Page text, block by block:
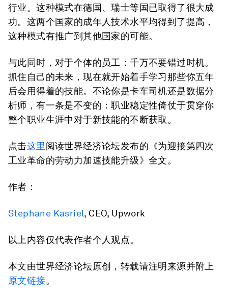
行业。这种模式在德国、瑞士等国已取得了很大成
功。这两个国家的成年人技术水平均得到了提高，
这种模式有推广到其他国家的可能。
与此同时，对于个体的员工：千万不要错过时机。
抓住自己的未来，现在就开始着手学习那些你五年
后会用得着的技能。不论你是卡车司机还是数据分
析师，有一条是不变的：职业稳定性倚仗于贯穿你
整个职业生涯中对于新技能的不断获取。
点击这里阅读世界经济论坛发布的《为迎接第四次
工业革命的劳动力加速技能升级》全文。
作者：
Stephane Kasriel, CEO, Upwork
以上内容仅代表作者个人观点。
本文由世界经济论坛原创，转载请注明来源并附上
原文链接。